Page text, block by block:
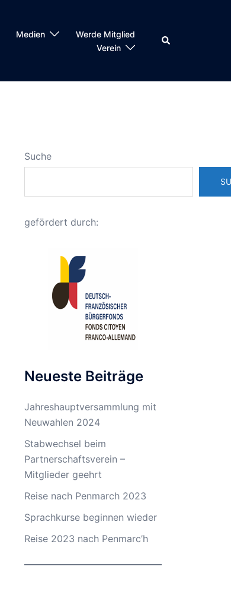
Medien
Werde Mitglied
Verein
Suche
Suche
gefördert durch:
Neueste Beiträge
Jahreshauptversammlung mit
Neuwahlen 2024
Stabwechsel beim
Partnerschaftsverein –
Mitglieder geehrt
Reise nach Penmarch 2023
Sprachkurse beginnen wieder
Reise 2023 nach Penmarc’h